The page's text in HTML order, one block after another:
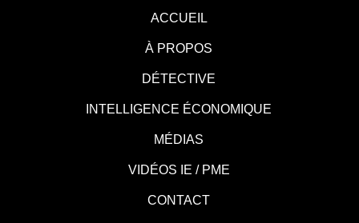
ACCUEIL
À PROPOS
DÉTECTIVE
INTELLIGENCE ÉCONOMIQUE
MÉDIAS
VIDÉOS IE / PME
CONTACT